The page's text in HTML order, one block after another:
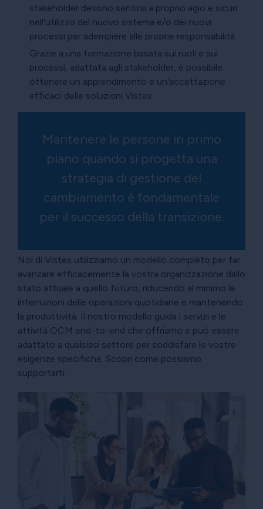
stakeholder devono sentirsi a proprio agio e sicuri
nell'utilizzo del nuovo sistema e/o dei nuovi
processi per adempiere alle proprie responsabilità.
Grazie a una formazione basata sui ruoli e sui
processi, adattata agli stakeholder, è possibile
ottenere un apprendimento e un'accettazione
efficaci delle soluzioni Vistex.
Mantenere le persone in primo
piano quando si progetta una
strategia di gestione del
cambiamento è fondamentale
per il successo della transizione.
Noi di Vistex utilizziamo un modello completo per far
avanzare efficacemente la vostra organizzazione dallo
stato attuale a quello futuro, riducendo al minimo le
interruzioni delle operazioni quotidiane e mantenendo
la produttività. Il nostro modello guida i servizi e le
attività OCM end-to-end che offriamo e può essere
adattato a qualsiasi settore per soddisfare le vostre
esigenze specifiche. Scopri come possiamo
supportarti.